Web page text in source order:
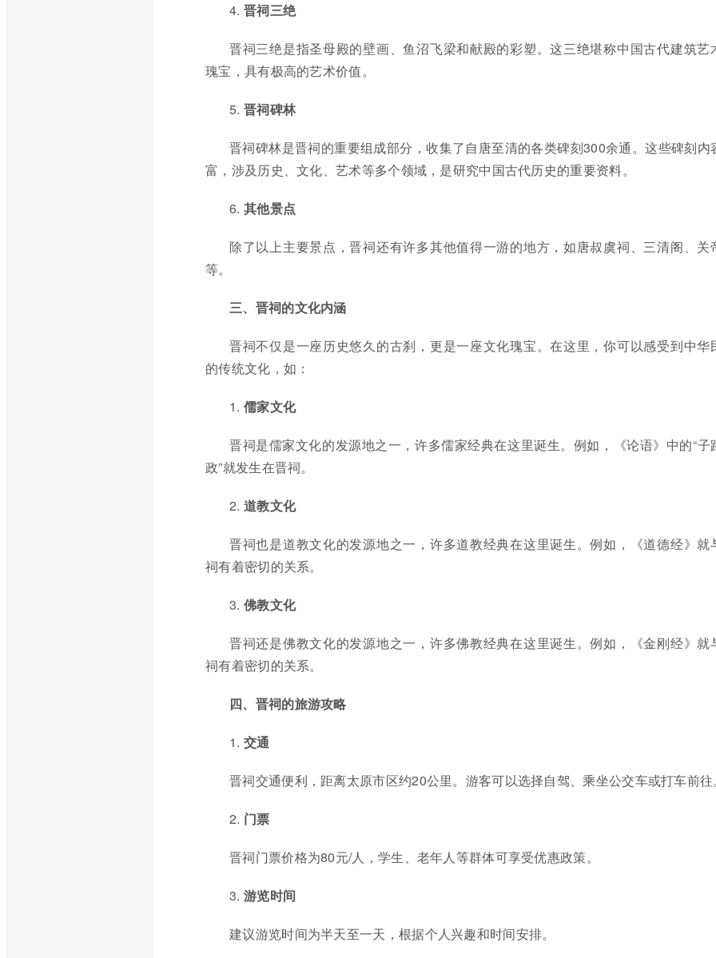
4. 晋祠三绝
晋祠三绝是指圣母殿的壁画、鱼沼飞梁和献殿的彩塑。这三绝堪称中国古代建筑艺
瑰宝，具有极高的艺术价值。
5. 晋祠碑林
晋祠碑林是晋祠的重要组成部分，收集了自唐至清的各类碑刻300余通。这些碑刻内
富，涉及历史、文化、艺术等多个领域，是研究中国古代历史的重要资料。
6. 其他景点
除了以上主要景点，晋祠还有许多其他值得一游的地方，如唐叔虞祠、三清阁、关
等。
三、晋祠的文化内涵
晋祠不仅是一座历史悠久的古刹，更是一座文化瑰宝。在这里，你可以感受到中华
的传统文化，如：
1. 儒家文化
晋祠是儒家文化的发源地之一，许多儒家经典在这里诞生。例如，《论语》中的“子
政”就发生在晋祠。
2. 道教文化
晋祠也是道教文化的发源地之一，许多道教经典在这里诞生。例如，《道德经》就
祠有着密切的关系。
3. 佛教文化
晋祠还是佛教文化的发源地之一，许多佛教经典在这里诞生。例如，《金刚经》就
祠有着密切的关系。
四、晋祠的旅游攻略
1. 交通
晋祠交通便利，距离太原市区约20公里。游客可以选择自驾、乘坐公交车或打车前
2. 门票
晋祠门票价格为80元/人，学生、老年人等群体可享受优惠政策。
3. 游览时间
建议游览时间为半天至一天，根据个人兴趣和时间安排。